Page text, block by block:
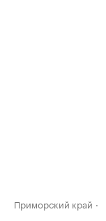
Приморский край